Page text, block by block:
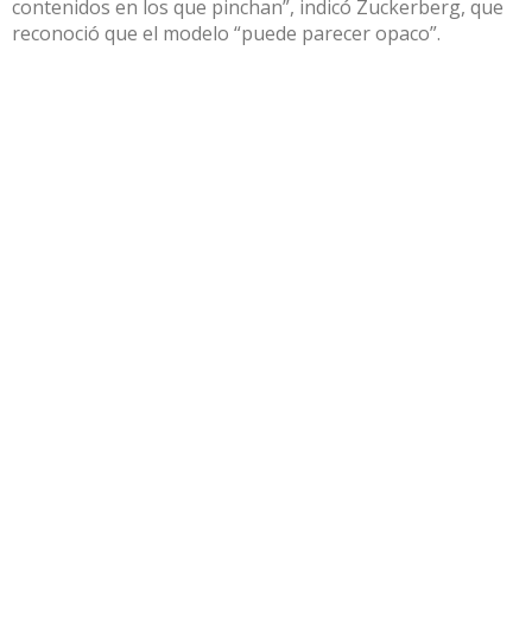
contenidos en los que pinchan”, indicó Zuckerberg, que
reconoció que el modelo “puede parecer opaco”.